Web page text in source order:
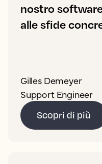
nostro
alle sfide
Gilles Demeyer
Support Engineer
Scopri di più